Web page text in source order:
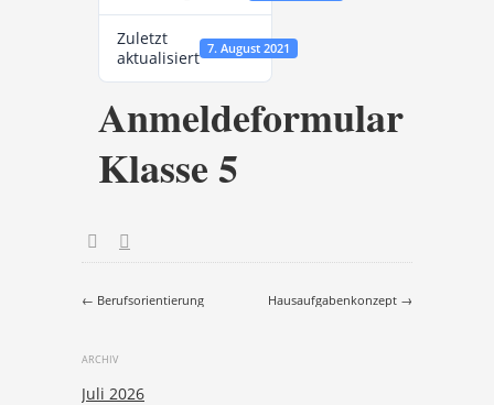
Zuletzt
aktualisiert 7. August 2021
Anmeldeformular
Klasse 5
Post navigation
← Berufsorientierung Hausaufgabenkonzept →
ARCHIV
Juli 2026